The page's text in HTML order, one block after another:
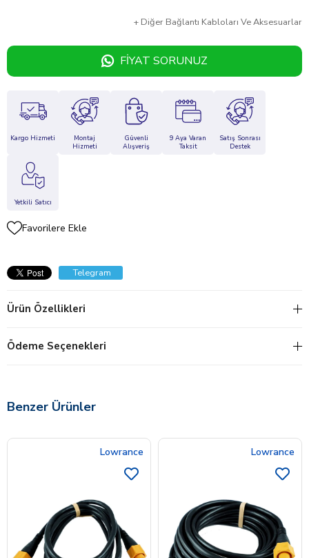
+ Diğer Bağlantı Kabloları Ve Aksesuarlar
FIYAT SORUNUZ
Kargo Hizmeti
Montaj
Hizmeti
Güvenli
Alışveriş
9 Aya Varan
Taksit
Satış Sonrası
Destek
Yetkili Satıcı
Favorilere Ekle
Telegram
Ürün Özellikleri
Ödeme Seçenekleri
Benzer Ürünler
Lowrance Lowrance